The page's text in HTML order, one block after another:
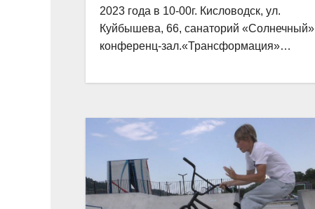
2023 года в 10-00г. Кисловодск, ул.
Куйбышева, 66, санаторий «Солнечный»
конференц-зал.«Трансформация»…